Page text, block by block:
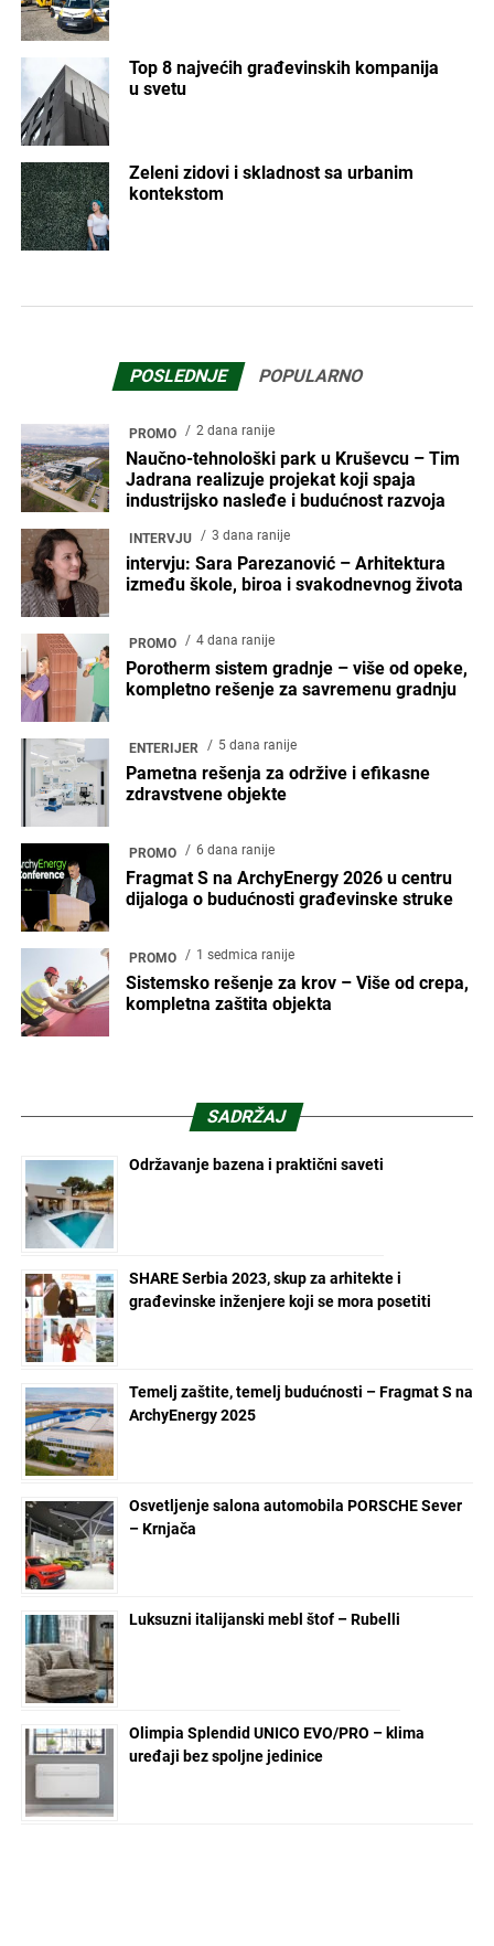
Top 8 najvećih građevinskih kompanija
u svetu
Zeleni zidovi i skladnost sa urbanim
kontekstom
POSLEDNJE POPULARNO
PROMO 2 dana ranije
Naučno-tehnološki park u Kruševcu – Tim
Jadrana realizuje projekat koji spaja
industrijsko nasleđe i budućnost razvoja
INTERVJU 3 dana ranije
intervju: Sara Parezanović – Arhitektura
između škole, biroa i svakodnevnog života
PROMO 4 dana ranije
Porotherm sistem gradnje – više od opeke,
kompletno rešenje za savremenu gradnju
ENTERIJER 5 dana ranije
Pametna rešenja za održive i efikasne
zdravstvene objekte
PROMO 6 dana ranije
Fragmat S na ArchyEnergy 2026 u centru
dijaloga o budućnosti građevinske struke
PROMO 1 sedmica ranije
Sistemsko rešenje za krov – Više od crepa,
kompletna zaštita objekta
SADRŽAJ
Održavanje bazena i praktični saveti
SHARE Serbia 2023, skup za arhitekte i
građevinske inženjere koji se mora posetiti
Temelj zaštite, temelj budućnosti – Fragmat S na
ArchyEnergy 2025
Osvetljenje salona automobila PORSCHE Sever
– Krnjača
Luksuzni italijanski mebl štof – Rubelli
Olimpia Splendid UNICO EVO/PRO – klima
uređaji bez spoljne jedinice